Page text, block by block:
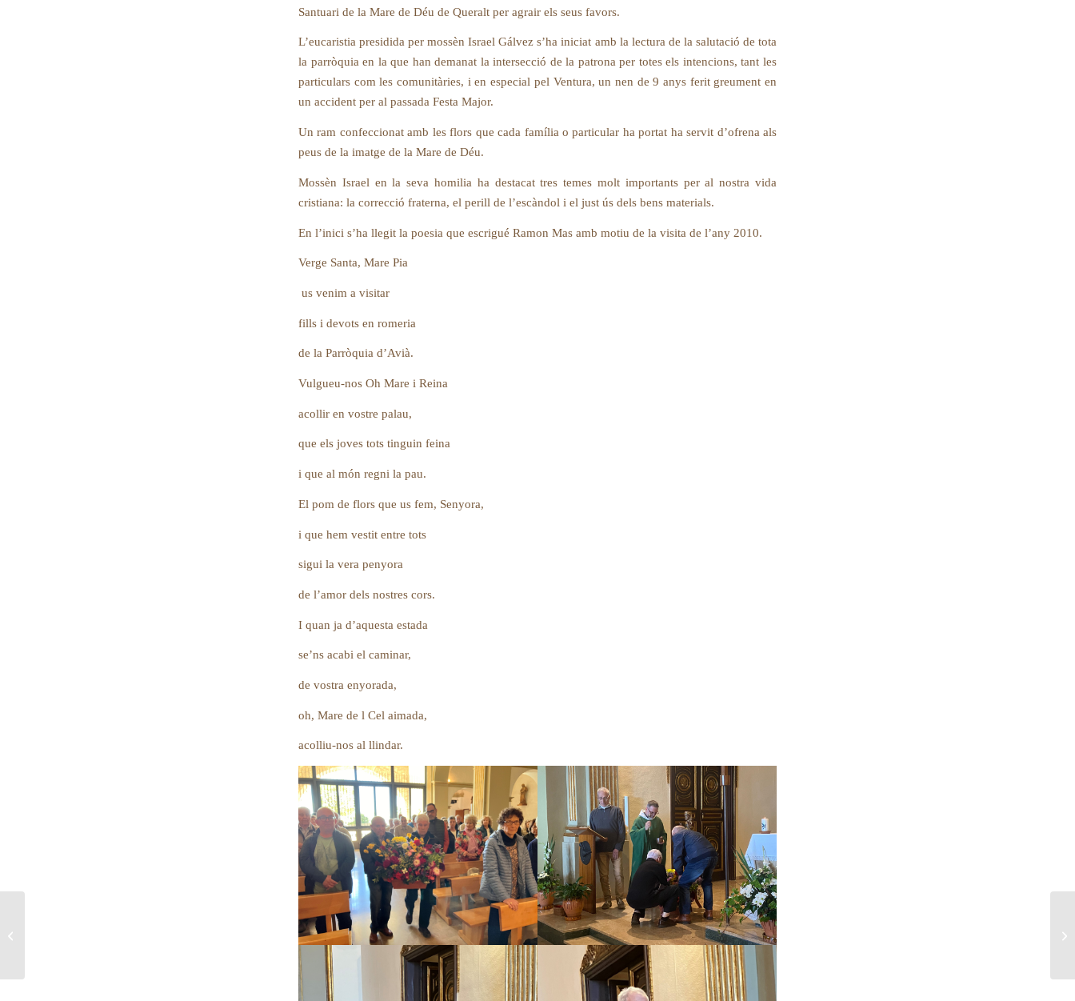
Santuari de la Mare de Déu de Queralt per agrair els seus favors.
L’eucaristia presidida per mossèn Israel Gálvez s’ha iniciat amb la lectura de la salutació de tota
la parròquia en la que han demanat la intersecció de la patrona per totes els intencions, tant les
particulars com les comunitàries, i en especial pel Ventura, un nen de 9 anys ferit greument en
un accident per al passada Festa Major.
Un ram confeccionat amb les flors que cada família o particular ha portat ha servit d’ofrena als
peus de la imatge de la Mare de Déu.
Mossèn Israel en la seva homilia ha destacat tres temes molt importants per al nostra vida
cristiana: la correcció fraterna, el perill de l’escàndol i el just ús dels bens materials.
En l’inici s’ha llegit la poesia que escrigué Ramon Mas amb motiu de la visita de l’any 2010.
Verge Santa, Mare Pia
us venim a visitar
fills i devots en romeria
de la Parròquia d’Avià.
Vulgueu-nos Oh Mare i Reina
acollir en vostre palau,
que els joves tots tinguin feina
i que al món regni la pau.
El pom de flors que us fem, Senyora,
i que hem vestit entre tots
sigui la vera penyora
de l’amor dels nostres cors.
I quan ja d’aquesta estada
se’ns acabi el caminar,
de vostra enyorada,
oh, Mare de l Cel aimada,
acolliu-nos al llindar.